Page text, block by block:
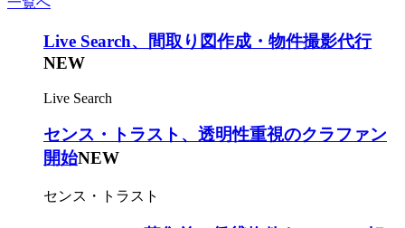
Live Search、間取り図作成・物件撮影代行
NEW
Live Search
センス・トラスト、透明性重視のクラファン
開始NEW
センス・トラスト